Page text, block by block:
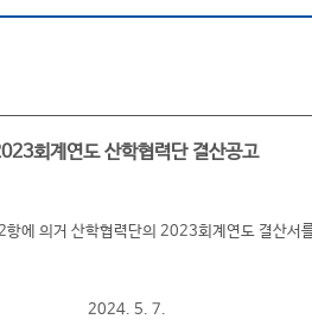
회계연도 산학협력단 결산공고
에 의거 산학협력단의 2023회계연도 결산서
2024. 5. 7.